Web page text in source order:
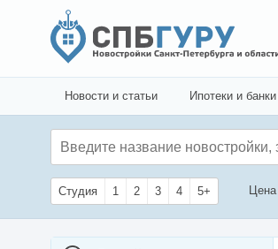
Новости и статьи Ипотеки и банки
Студия 1 2 3 4 5+ Цена